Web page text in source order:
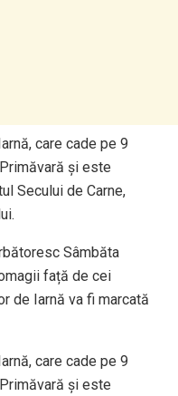
care cade pe 9
și este
Secului de Carne,
Sâmbăta
față de cei
de Iarnă va fi marcată
care cade pe 9
și este